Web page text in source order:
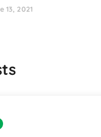
13, 2021